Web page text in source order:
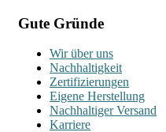
Gute Gründe
Wir über uns
Nachhaltigkeit
Zertifizierungen
Eigene Herstellung
Nachhaltiger Versand
Karriere